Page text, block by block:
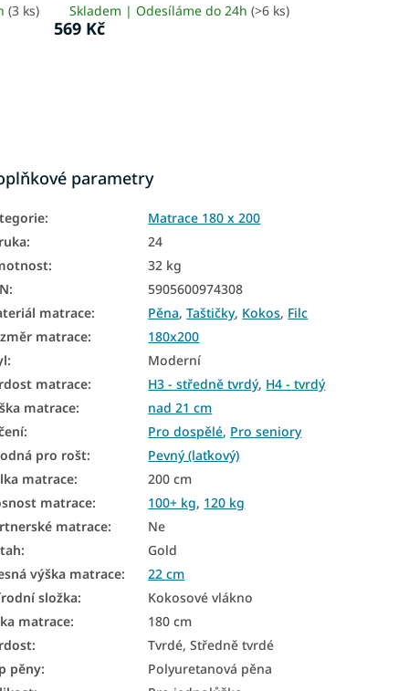
(3 ks)
Skladem | Odesíláme do 24h (>6 ks)
569 Kč
parametry
:
Matrace 180 x 200
:
24
:
32 kg
:
5905600974308
matrace: Pěna,Taštičky, Kokos, Filc
matrace:
180x200
:
Moderní
matrace: H3 - středně tvrdý, H4 - tvrdý
matrace:
nad 21 cm
: Pro dospělé, Pro seniory
pro rošt:
Pevný (laťkový)
matrace:
200 cm
matrace: 100+ kg, 120 kg
matrace:
Ne
:
Gold
výška matrace:
22 cm
složka:
Kokosové vlákno
matrace:
180 cm
:
Tvrdé, Středně tvrdé
pěny:
Polyuretanová pěna